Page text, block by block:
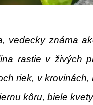
vedecky známa
rastie v živých
riek, v
kôru, biele